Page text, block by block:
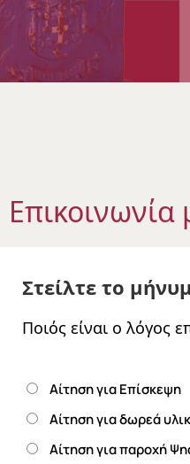
Επικοινωνία
Στείλτε το
Ποιός είναι ο λόγος
Αίτηση για Επίσκεψη
Αίτηση για δωρεά
Αίτηση για παροχή